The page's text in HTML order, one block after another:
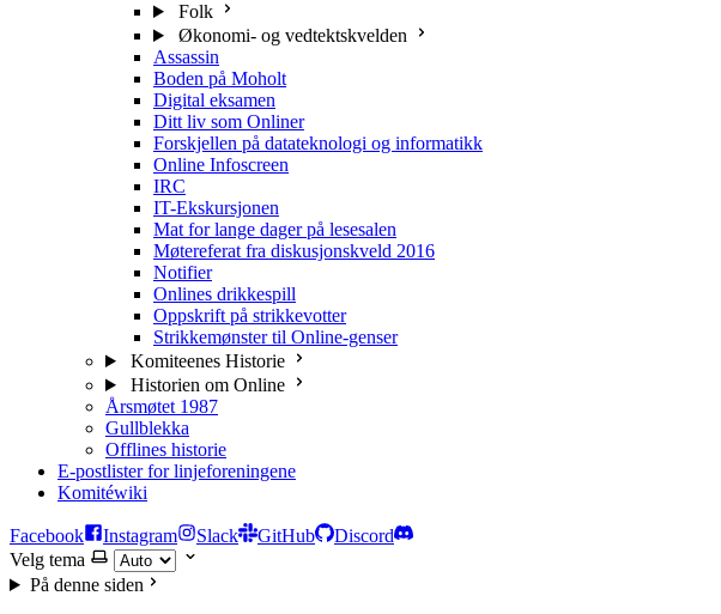
Folk
Økonomi- og vedtektskvelden
Assassin
Boden på Moholt
Digital eksamen
Ditt liv som Onliner
Forskjellen på datateknologi og informatikk
Online Infoscreen
IRC
IT-Ekskursjonen
Mat for lange dager på lesesalen
Møtereferat fra diskusjonskveld 2016
Notifier
Onlines drikkespill
Oppskrift på strikkevotter
Strikkemønster til Online-genser
Komiteenes Historie
Historien om Online
Årsmøtet 1987
Gullblekka
Offlines historie
E-postlister for linjeforeningene
Komitéwiki
Facebook Instagram Slack GitHub
Discord
Velg tema
På denne siden